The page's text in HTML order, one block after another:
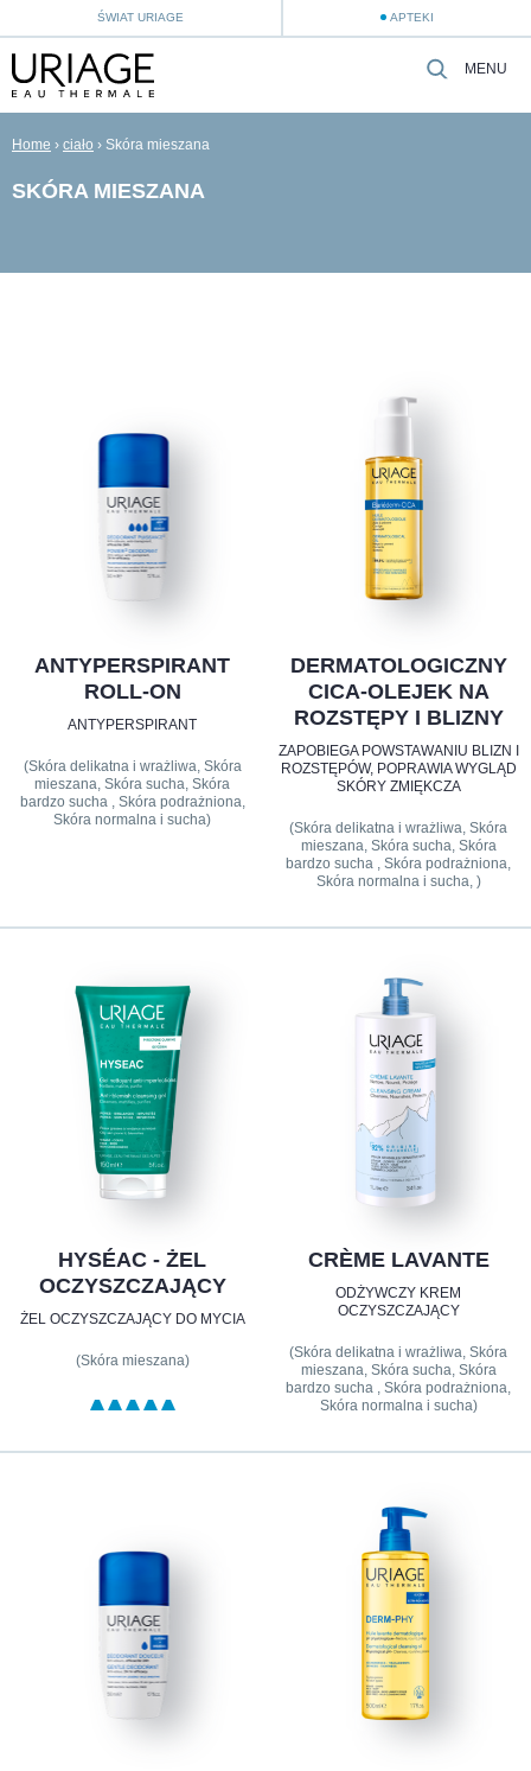
ŚWIAT URIAGE APTEKI
MENU
Home › ciało › Skóra mieszana
SKÓRA MIESZANA
ANTYPERSPIRANT
ROLL-ON
ANTYPERSPIRANT
(Skóra delikatna i wrażliwa, Skóra
mieszana, Skóra sucha, Skóra
bardzo sucha , Skóra podrażniona,
Skóra normalna i sucha)
DERMATOLOGICZNY
CICA-OLEJEK NA
ROZSTĘPY I BLIZNY
ZAPOBIEGA POWSTAWANIU BLIZN I
ROZSTĘPÓW, POPRAWIA WYGLĄD
SKÓRY ZMIĘKCZA
(Skóra delikatna i wrażliwa, Skóra
mieszana, Skóra sucha, Skóra
bardzo sucha , Skóra podrażniona,
Skóra normalna i sucha, )
HYSÉAC - ŻEL
OCZYSZCZAJĄCY
ŻEL OCZYSZCZAJĄCY DO MYCIA
(Skóra mieszana)
CRÈME LAVANTE
ODŻYWCZY KREM
OCZYSZCZAJĄCY
(Skóra delikatna i wrażliwa, Skóra
mieszana, Skóra sucha, Skóra
bardzo sucha , Skóra podrażniona,
Skóra normalna i sucha)